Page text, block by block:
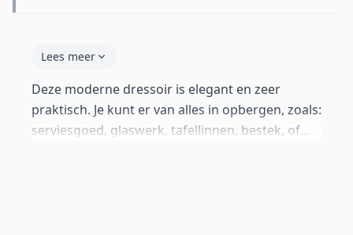
Lees meer
Deze moderne dressoir is elegant en zeer
praktisch. Je kunt er van alles in opbergen, zoals:
serviesgoed, glaswerk, tafellinnen, bestek, of